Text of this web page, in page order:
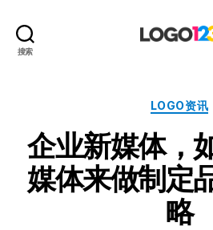
搜索
设
计
客
分
LOGO资讯
企业新媒体，
媒体来做制定
略